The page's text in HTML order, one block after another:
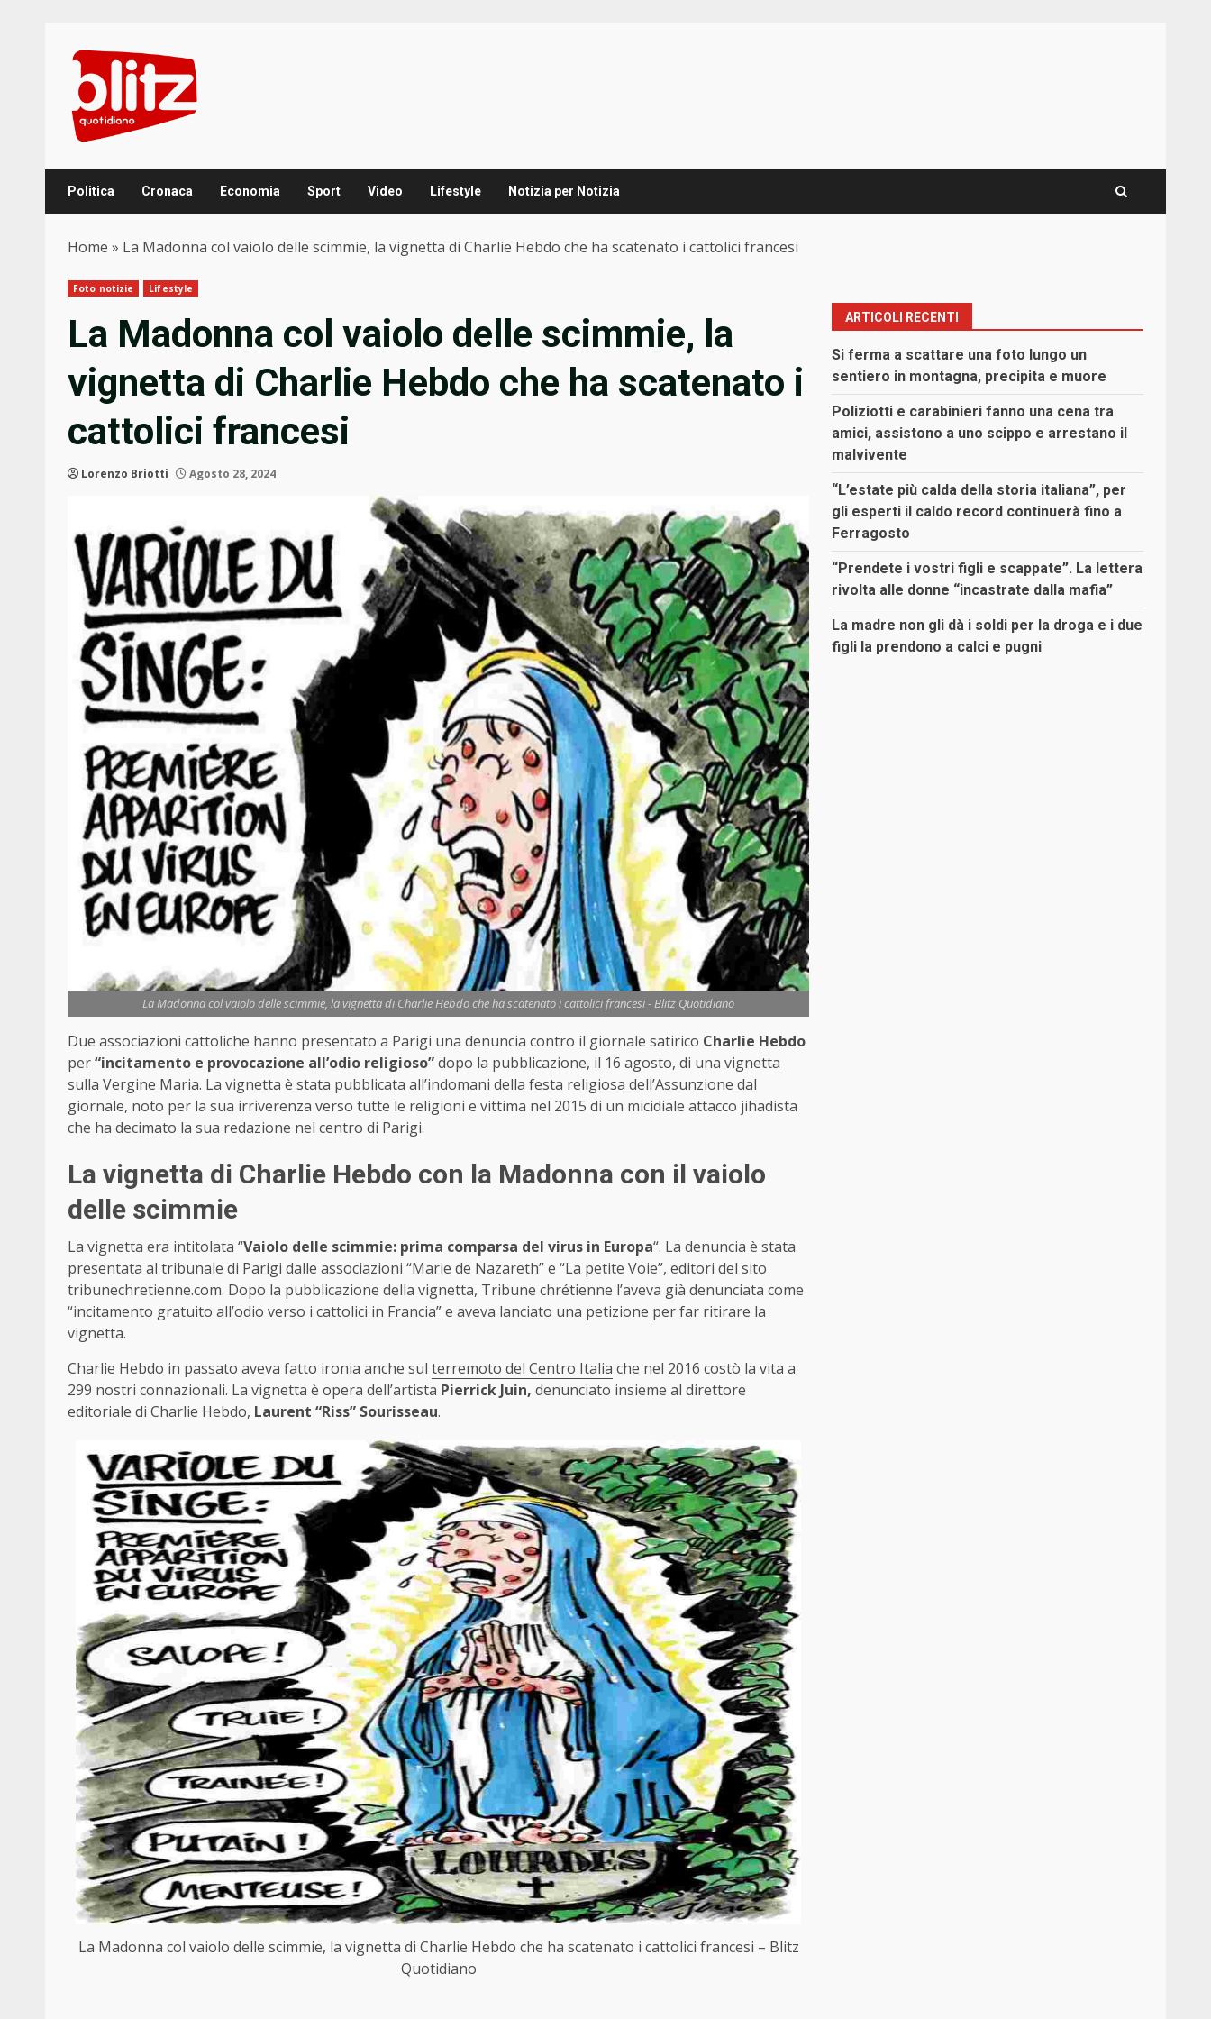
content
Politica Cronaca Economia Sport Video Lifestyle Notizia per Notizia
Home » La Madonna col vaiolo delle scimmie, la vignetta di Charlie Hebdo che ha scatenato i cattolici francesi
Foto notizie Lifestyle
La Madonna col vaiolo delle scimmie, la
vignetta di Charlie Hebdo che ha scatenato i
cattolici francesi
Lorenzo Briotti Agosto 28, 2024
La Madonna col vaiolo delle scimmie, la vignetta di Charlie Hebdo che ha scatenato i cattolici francesi - Blitz Quotidiano
Due associazioni cattoliche hanno presentato a Parigi una denuncia contro il giornale satirico Charlie Hebdo
per“incitamento e provocazione all’odio religioso”dopo la pubblicazione, il 16 agosto, di una vignetta
sulla Vergine Maria. La vignetta è stata pubblicata all’indomani della festa religiosa dell’Assunzione dal
giornale, noto per la sua irriverenza verso tutte le religioni e vittima nel 2015 di un micidiale attacco jihadista
che ha decimato la sua redazione nel centro di Parigi.
La vignetta di Charlie Hebdo con la Madonna con il vaiolo
delle scimmie
La vignetta era intitolata “Vaiolo delle scimmie: prima comparsa del virus in Europa“. La denuncia è stata
presentata al tribunale di Parigi dalle associazioni “Marie de Nazareth” e “La petite Voie”, editori del sito
tribunechretienne.com. Dopo la pubblicazione della vignetta, Tribune chrétienne l’aveva già denunciata come
“incitamento gratuito all’odio verso i cattolici in Francia” e aveva lanciato una petizione per far ritirare la
vignetta.
Charlie Hebdo in passato aveva fatto ironia anche sul terremoto del Centro Italia che nel 2016 costò la vita a
299 nostri connazionali. La vignetta è opera dell’artista Pierrick Juin, denunciato insieme al direttore
editoriale di Charlie Hebdo, Laurent “Riss” Sourisseau.
La Madonna col vaiolo delle scimmie, la vignetta di Charlie Hebdo che ha scatenato i cattolici francesi – Blitz
Quotidiano
ARTICOLI RECENTI
Si ferma a scattare una foto lungo un
sentiero in montagna, precipita e muore
Poliziotti e carabinieri fanno una cena tra
amici, assistono a uno scippo e arrestano il
malvivente
“L’estate più calda della storia italiana”, per
gli esperti il caldo record continuerà fino a
Ferragosto
“Prendete i vostri figli e scappate”. La lettera
rivolta alle donne “incastrate dalla mafia”
La madre non gli dà i soldi per la droga e i due
figli la prendono a calci e pugni